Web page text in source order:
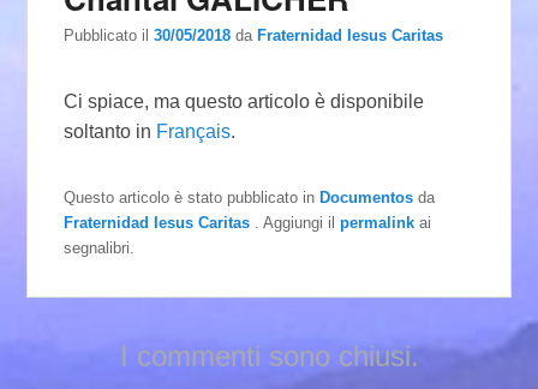
Pubblicato il30/05/2018 daFraternidad Iesus Caritas
Ci spiace, ma questo articolo è disponibile
soltanto in Français.
Questo articolo è stato pubblicato inDocumentos da
Fraternidad Iesus Caritas
. Aggiungi ilpermalink ai
segnalibri.
I commenti sono chiusi.